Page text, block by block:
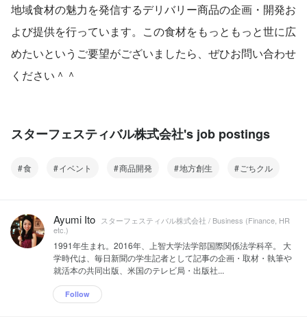
地域食材の魅力を発信するデリバリー商品の企画・開発お
よび提供を行っています。この食材をもっともっと世に広
めたいというご要望がございましたら、ぜひお問い合わせ
ください＾＾
スターフェスティバル株式会社's job postings
食 イベント 商品開発 地方創生 ごちクル
Ayumi Ito
スターフェスティバル株式会社 / Business (Finance, HR
etc.)
1991年生まれ。2016年、上智大学法学部国際関係法学科卒。 大
学時代は、毎日新聞の学生記者として記事の企画・取材・執筆や
就活本の共同出版、米国のテレビ局・出版社...
Follow